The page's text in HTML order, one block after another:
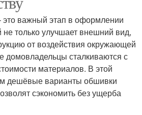
важный этап в оформлении
только улучшает внешний вид,
от воздействия окружающей
домовладельцы сталкиваются с
материалов. В этой
дешёвые варианты обшивки
сэкономить без ущерба